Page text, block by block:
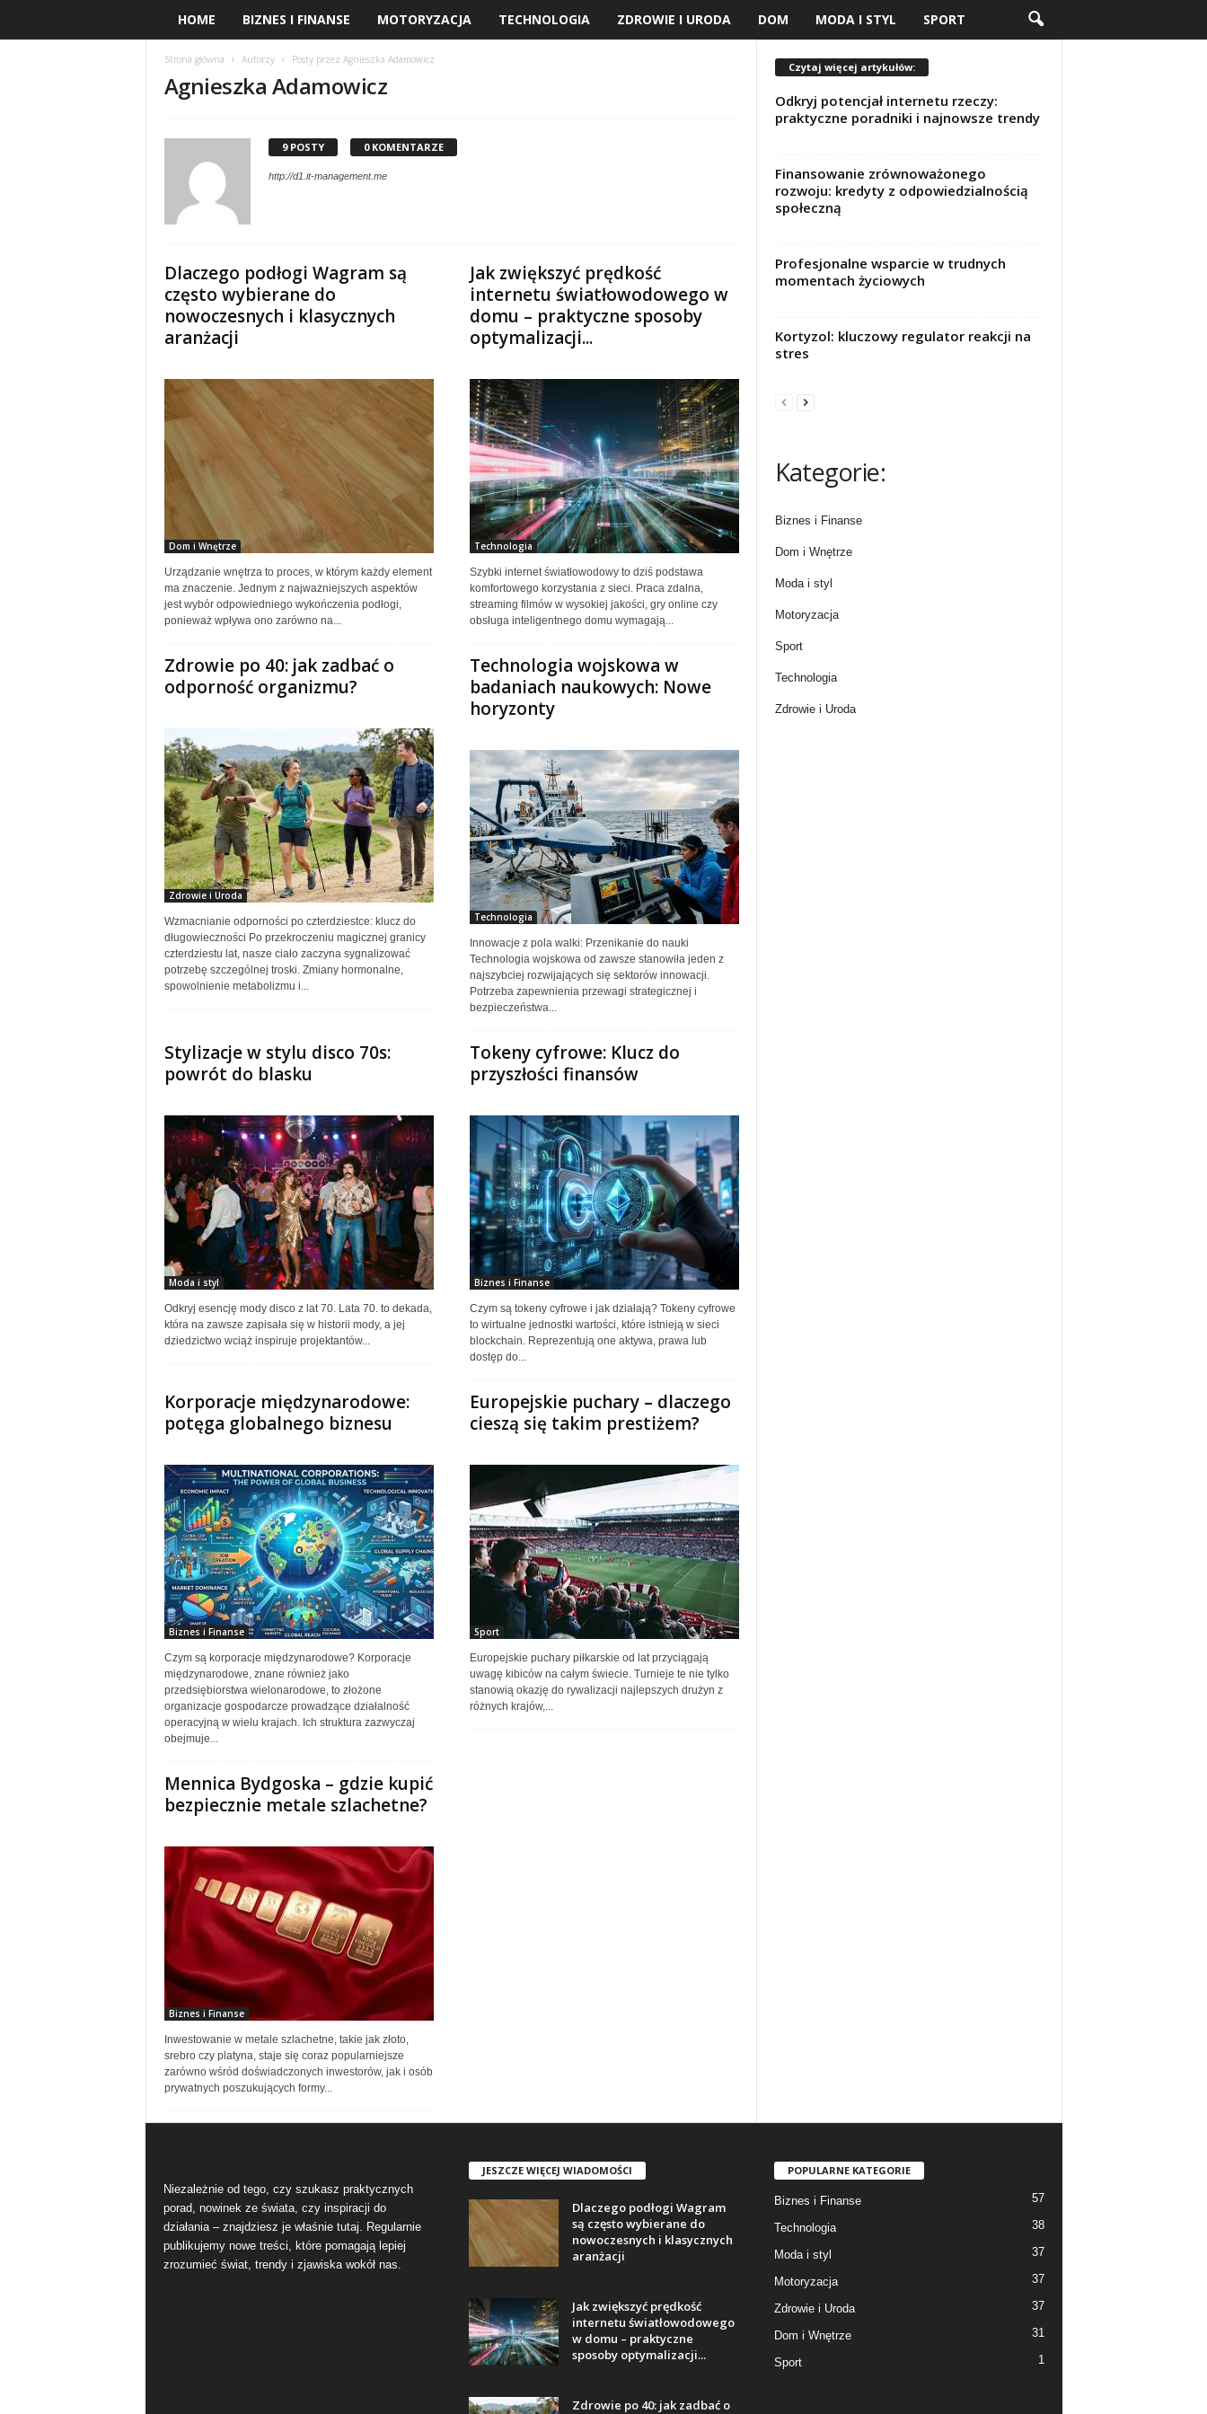
HOME BIZNES I FINANSE MOTORYZACJA TECHNOLOGIA ZDROWIE I URODA DOM MODA I STYL SPORT
Strona główna Autorzy Posty przez Agnieszka Adamowicz
Agnieszka Adamowicz
9 POSTY 0 KOMENTARZE
http://d1.it-management.me
Dlaczego podłogi Wagram są
często wybierane do
nowoczesnych i klasycznych
aranżacji
Dom i Wnętrze
Urządzanie wnętrza to proces, w którym każdy element
ma znaczenie. Jednym z najważniejszych aspektów
jest wybór odpowiedniego wykończenia podłogi,
ponieważ wpływa ono zarówno na...
Jak zwiększyć prędkość
internetu światłowodowego w
domu – praktyczne sposoby
optymalizacji...
Technologia
Szybki internet światłowodowy to dziś podstawa
komfortowego korzystania z sieci. Praca zdalna,
streaming filmów w wysokiej jakości, gry online czy
obsługa inteligentnego domu wymagają...
Zdrowie po 40: jak zadbać o
odporność organizmu?
Zdrowie i Uroda
Wzmacnianie odporności po czterdziestce: klucz do
długowieczności Po przekroczeniu magicznej granicy
czterdziestu lat, nasze ciało zaczyna sygnalizować
potrzebę szczególnej troski. Zmiany hormonalne,
spowolnienie metabolizmu i...
Technologia wojskowa w
badaniach naukowych: Nowe
horyzonty
Technologia
Innowacje z pola walki: Przenikanie do nauki
Technologia wojskowa od zawsze stanowiła jeden z
najszybciej rozwijających się sektorów innowacji.
Potrzeba zapewnienia przewagi strategicznej i
bezpieczeństwa...
Stylizacje w stylu disco 70s:
powrót do blasku
Moda i styl
Odkryj esencję mody disco z lat 70. Lata 70. to dekada,
która na zawsze zapisała się w historii mody, a jej
dziedzictwo wciąż inspiruje projektantów...
Tokeny cyfrowe: Klucz do
przyszłości finansów
Biznes i Finanse
Czym są tokeny cyfrowe i jak działają? Tokeny cyfrowe
to wirtualne jednostki wartości, które istnieją w sieci
blockchain. Reprezentują one aktywa, prawa lub
dostęp do...
Korporacje międzynarodowe:
potęga globalnego biznesu
Biznes i Finanse
Czym są korporacje międzynarodowe? Korporacje
międzynarodowe, znane również jako
przedsiębiorstwa wielonarodowe, to złożone
organizacje gospodarcze prowadzące działalność
operacyjną w wielu krajach. Ich struktura zazwyczaj
obejmuje...
Europejskie puchary – dlaczego
cieszą się takim prestiżem?
Sport
Europejskie puchary piłkarskie od lat przyciągają
uwagę kibiców na całym świecie. Turnieje te nie tylko
stanowią okazję do rywalizacji najlepszych drużyn z
różnych krajów,...
Mennica Bydgoska – gdzie kupić
bezpiecznie metale szlachetne?
Biznes i Finanse
Inwestowanie w metale szlachetne, takie jak złoto,
srebro czy platyna, staje się coraz popularniejsze
zarówno wśród doświadczonych inwestorów, jak i osób
prywatnych poszukujących formy...
Czytaj więcej artykułów:
Odkryj potencjał internetu rzeczy:
praktyczne poradniki i najnowsze trendy
Finansowanie zrównoważonego
rozwoju: kredyty z odpowiedzialnością
społeczną
Profesjonalne wsparcie w trudnych
momentach życiowych
Kortyzol: kluczowy regulator reakcji na
stres
Kategorie:
Biznes i Finanse
Dom i Wnętrze
Moda i styl
Motoryzacja
Sport
Technologia
Zdrowie i Uroda
Niezależnie od tego, czy szukasz praktycznych
porad, nowinek ze świata, czy inspiracji do
działania – znajdziesz je właśnie tutaj. Regularnie
publikujemy nowe treści, które pomagają lepiej
zrozumieć świat, trendy i zjawiska wokół nas.
JESZCZE WIĘCEJ WIADOMOŚCI
Dlaczego podłogi Wagram
są często wybierane do
nowoczesnych i klasycznych
aranżacji
Jak zwiększyć prędkość
internetu światłowodowego
w domu – praktyczne
sposoby optymalizacji...
Zdrowie po 40: jak zadbać o
POPULARNE KATEGORIE
Biznes i Finanse 57
Technologia 38
Moda i styl 37
Motoryzacja 37
Zdrowie i Uroda 37
Dom i Wnętrze 31
Sport 1